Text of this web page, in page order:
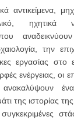
αντικείμενα,
ηχητικά
την
εργασίας στο
ενέργειας, οι
ανακαλύψουν
της ιστορίας